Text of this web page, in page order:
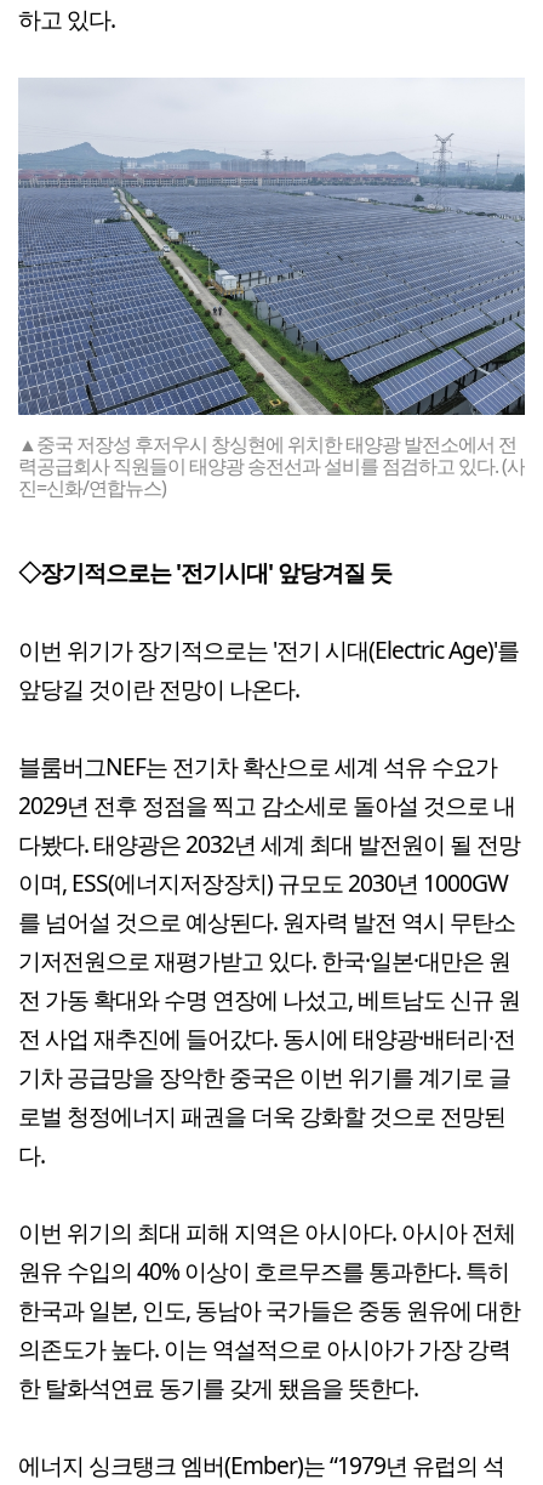
하고 있다.
▲중국 저장성 후저우시 창싱현에 위치한 태양광 발전소에서 전
력공급회사 직원들이 태양광 송전선과 설비를 점검하고 있다. (사
진=신화/연합뉴스)
◇장기적으로는 '전기시대' 앞당겨질 듯
이번 위기가 장기적으로는 '전기 시대(Electric Age)'를
앞당길 것이란 전망이 나온다.
블룸버그NEF는 전기차 확산으로 세계 석유 수요가
2029년 전후 정점을 찍고 감소세로 돌아설 것으로 내
다봤다. 태양광은 2032년 세계 최대 발전원이 될 전망
이며, ESS(에너지저장장치) 규모도 2030년 1000GW
를 넘어설 것으로 예상된다. 원자력 발전 역시 무탄소
기저전원으로 재평가받고 있다. 한국·일본·대만은 원
전 가동 확대와 수명 연장에 나섰고, 베트남도 신규 원
전 사업 재추진에 들어갔다. 동시에 태양광·배터리·전
기차 공급망을 장악한 중국은 이번 위기를 계기로 글
로벌 청정에너지 패권을 더욱 강화할 것으로 전망된
다.
이번 위기의 최대 피해 지역은 아시아다. 아시아 전체
원유 수입의 40% 이상이 호르무즈를 통과한다. 특히
한국과 일본, 인도, 동남아 국가들은 중동 원유에 대한
의존도가 높다. 이는 역설적으로 아시아가 가장 강력
한 탈화석연료 동기를 갖게 됐음을 뜻한다.
에너지 싱크탱크 엠버(Ember)는 “1979년 유럽의 석